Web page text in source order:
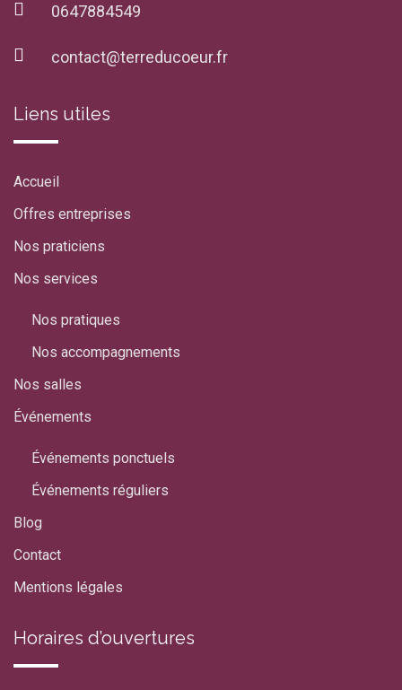
0647884549
contact@terreducoeur.fr
Liens utiles
Accueil
Offres entreprises
Nos praticiens
Nos services
Nos pratiques
Nos accompagnements
Nos salles
Événements
Événements ponctuels
Événements réguliers
Blog
Contact
Mentions légales
Horaires d’ouvertures